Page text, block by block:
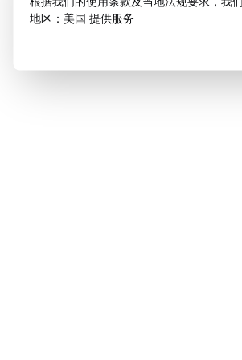
地区：美国 提供服务